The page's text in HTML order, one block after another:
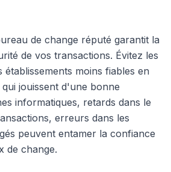
de change réputé garantit la
de vos transactions. Évitez les
établissements moins fiables en
jouissent d'une bonne
informatiques, retards dans le
erreurs dans les
peuvent entamer la confiance
de change.